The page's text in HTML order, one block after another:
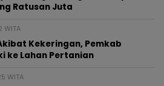
Ratusan Juta
WITA
Kekeringan, Pemkab
ke Lahan Pertanian
WITA